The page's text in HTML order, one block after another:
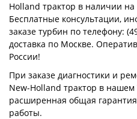
Holland трактор в наличии на
Бесплатные консультации,
заказе турбин по телефону:
доставка по Москве.
России!
При заказе диагностики и
New-Holland трактор в нашем
расширенная общая
работы.